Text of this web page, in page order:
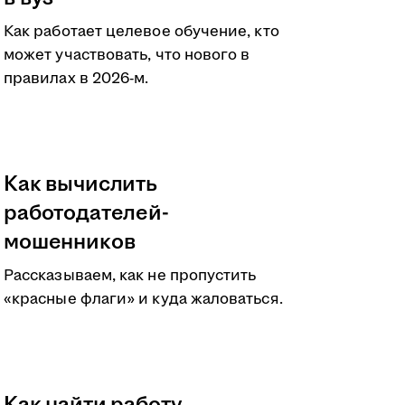
Как работает целевое обучение, кто
может участвовать, что нового в
правилах в 2026-м.
Как вычислить
работодателей-
мошенников
Рассказываем, как не пропустить
«красные флаги» и куда жаловаться.